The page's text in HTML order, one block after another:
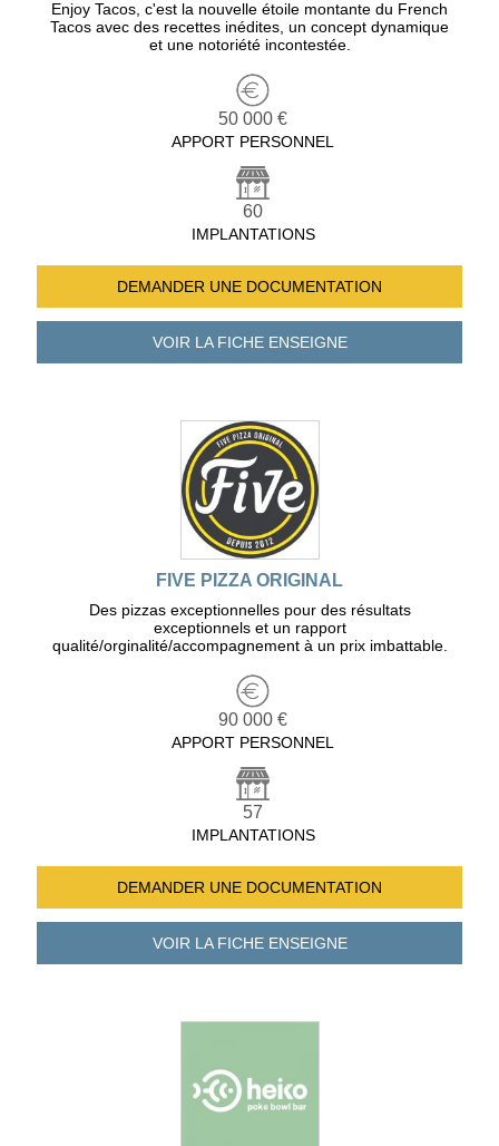
Enjoy Tacos, c'est la nouvelle étoile montante du French
Tacos avec des recettes inédites, un concept dynamique
et une notoriété incontestée.
50 000 €
APPORT PERSONNEL
60
IMPLANTATIONS
DEMANDER UNE DOCUMENTATION
VOIR LA FICHEENSEIGNE
FIVE PIZZA ORIGINAL
Des pizzas exceptionnelles pour des résultats
exceptionnels et un rapport
qualité/orginalité/accompagnement à un prix imbattable.
90 000 €
APPORT PERSONNEL
57
IMPLANTATIONS
DEMANDER UNE DOCUMENTATION
VOIR LA FICHEENSEIGNE